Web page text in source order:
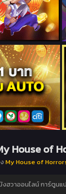
House of
My House of
ฮวาออนไลน์ การ์ตูนแ